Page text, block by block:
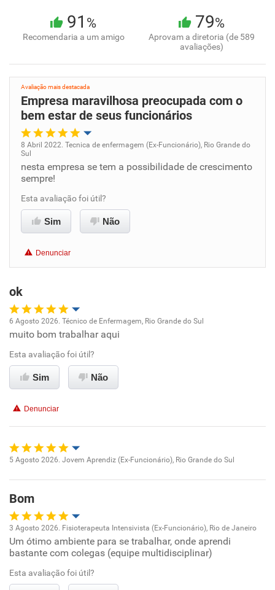
91 %
Recomendaria a um amigo
79%
Aprovam a diretoria (de 589
avaliações)
Avaliação mais destacada
Empresa maravilhosa preocupada com o
bem estar de seus funcionários
Conciliação com a vida familiar
Benefícios
8 Abril 2022. Tecnica de enfermagem (Ex-Funcionário), Rio Grande do
Sul
nesta empresa se tem a possibilidade de crescimento
sempre!
Esta avaliação foi útil?
Sim Não
Denunciar
ok
Oportunidade de promoção
Ambiente de trabalho
Benefícios
Recomenda esta empresa
6 Agosto 2026. Técnico de Enfermagem, Rio Grande do Sul
muito bom trabalhar aqui
Esta avaliação foi útil?
Sim Não
Denunciar
Ambiente de trabalho
Conciliação com a vida familiar
5 Agosto 2026. Jovem Aprendiz (Ex-Funcionário), Rio Grande do Sul
Bom
Oportunidade de promoção
Ambiente de trabalho
3 Agosto 2026. Fisioterapeuta Intensivista (Ex-Funcionário), Rio de Janeiro
Um ótimo ambiente para se trabalhar, onde aprendi
bastante com colegas (equipe multidisciplinar)
Esta avaliação foi útil?